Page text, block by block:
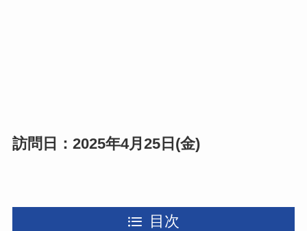
訪問日：2025年4月25日(金)
目次